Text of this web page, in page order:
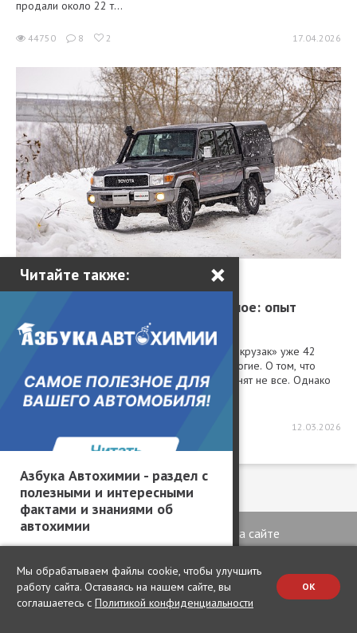
Читайте также: ×
Азбука Автохимии - раздел с
полезными и интересными
фактами и знаниями об
автохимии
продали около 22 т...
44750 8 2 17.04.2026
Тест-драйвы / Тест-драйв
Назад в будущее, вперед в прошлое: опыт
владения Toyota Land Cruiser 70
О том, что японцы выпускают древний 70-й «крузак» уже 42
года без существенных изменений, знают многие. О том, что
такой можно заказать, привезти и купить, помнят не все. Однако
мы нашли нас...
12.03.2026
Команда
Реклама на сайте
Мы обрабатываем файлы cookie, чтобы улучшить
работу сайта. Оставаясь на нашем сайте, вы
соглашаетесь с Политикой конфиденциальности
OK